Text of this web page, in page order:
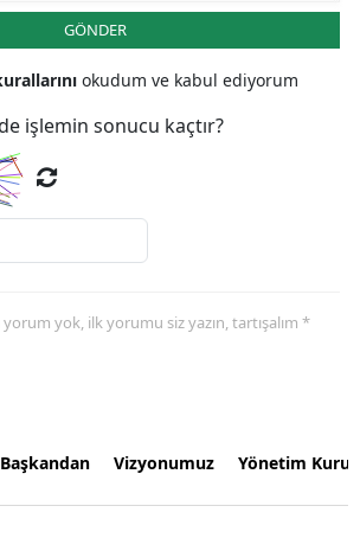
GÖNDER
okudum ve kabul ediyorum
işlemin sonucu kaçtır?
yok, ilk yorumu siz yazın, tartışalım *
Başkandan Vizyonumuz Yönetim